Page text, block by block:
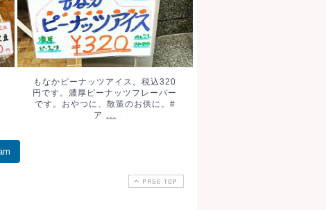
もなかピーナッツアイス。税込320
円です。濃厚ピーナッツフレーバー
です。おやつに、散策のお供に。#
ア
PAGE TOP